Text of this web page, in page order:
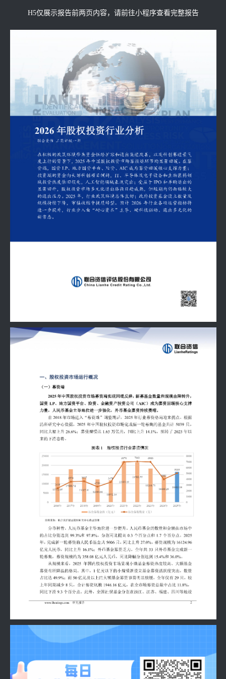
H5仅展示报告前两页内容，请前往小程序查看完整报告